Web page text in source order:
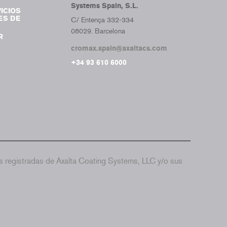
DE
Systems Spain, S.L.
C/ Entença 332-334
08029. Barcelona
cromax.spain@axaltacs.com
+34 93 610 6000
de Axalta Coating Systems, LLC y/o sus